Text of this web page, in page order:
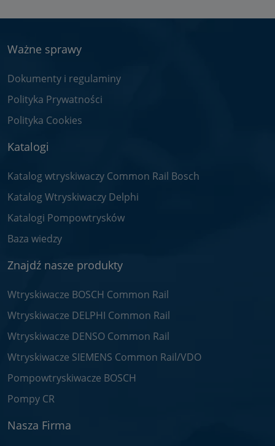
Ważne sprawy
Dokumenty i regulaminy
Polityka Prywatności
Polityka Cookies
Katalogi
Katalog wtryskiwaczy Common Rail Bosch
Katalog Wtryskiwaczy Delphi
Katalogi Pompowtrysków
Baza wiedzy
Znajdź nasze produkty
Wtryskiwacze BOSCH Common Rail
Wtryskiwacze DELPHI Common Rail
Wtryskiwacze DENSO Common Rail
Wtryskiwacze SIEMENS Common Rail/VDO
Pompowtryskiwacze BOSCH
Pompy CR
Nasza Firma